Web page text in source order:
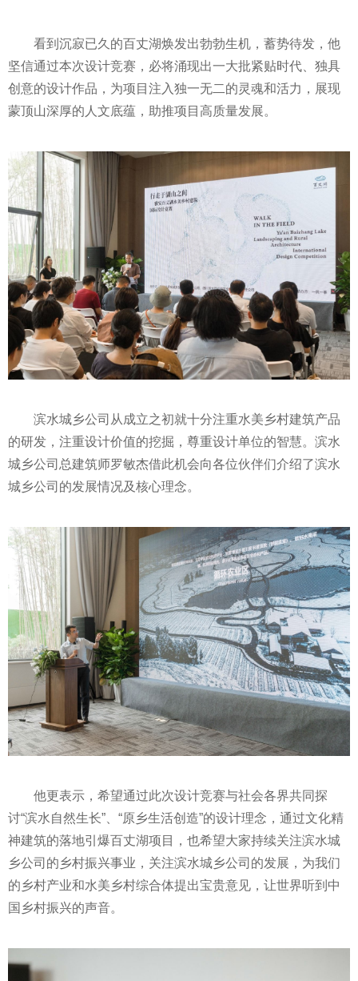
看到沉寂已久的百丈湖焕发出勃勃生机，蓄势待发，他
坚信通过本次设计竞赛，必将涌现出一大批紧贴时代、独具
创意的设计作品，为项目注入独一无二的灵魂和活力，展现
蒙顶山深厚的人文底蕴，助推项目高质量发展。
滨水城乡公司从成立之初就十分注重水美乡村建筑产品
的研发，注重设计价值的挖掘，尊重设计单位的智慧。滨水
城乡公司总建筑师罗敏杰借此机会向各位伙伴们介绍了滨水
城乡公司的发展情况及核心理念。
他更表示，希望通过此次设计竞赛与社会各界共同探
讨“滨水自然生长”、“原乡生活创造”的设计理念，通过文化精
神建筑的落地引爆百丈湖项目，也希望大家持续关注滨水城
乡公司的乡村振兴事业，关注滨水城乡公司的发展，为我们
的乡村产业和水美乡村综合体提出宝贵意见，让世界听到中
国乡村振兴的声音。